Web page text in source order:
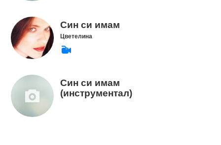
Син си имам
Цветелина
Син си имам
(инструментал)